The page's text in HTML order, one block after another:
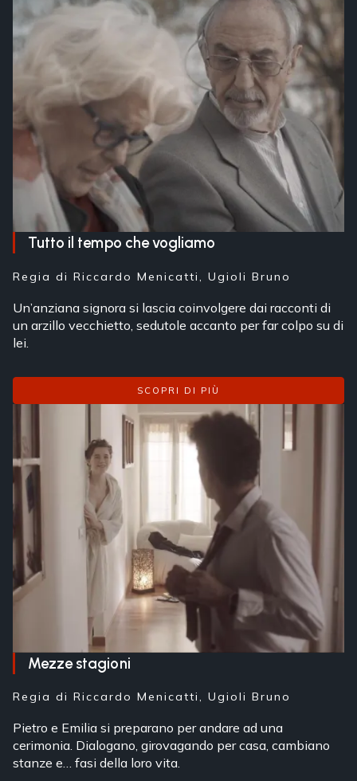
Tutto il tempo che vogliamo
Regia diRiccardo Menicatti, Ugioli Bruno
Un’anziana signora si lascia coinvolgere dai racconti di
un arzillo vecchietto, sedutole accanto per far colpo su di
lei.
SCOPRI DI PIÙ
Mezze stagioni
Regia diRiccardo Menicatti, Ugioli Bruno
Pietro e Emilia si preparano per andare ad una
cerimonia. Dialogano, girovagando per casa, cambiano
stanze e… fasi della loro vita.